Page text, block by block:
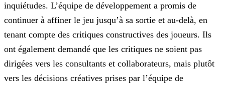
inquiétudes. L’équipe de développement a promis de
continuer à affiner le jeu jusqu’à sa sortie et au-delà, en
tenant compte des critiques constructives des joueurs. Ils
ont également demandé que les critiques ne soient pas
dirigées vers les consultants et collaborateurs, mais plutôt
vers les décisions créatives prises par l’équipe de